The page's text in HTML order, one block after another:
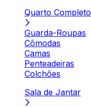
Quarto Completo
Guarda-Roupas
Cômodas
Camas
Penteadeiras
Colchões
Sala de Jantar